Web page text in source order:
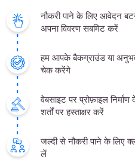
नौकरी पाने के लिए आवेदन
अपना विवरण सबमिट करें
हम आपके बैकग्राउंड या अनुभव
चेक करेंगे
वेबसाइट पर प्रोफ़ाइल
शर्तों पर हस्ताक्षर करें
जल्दी से नौकरी पाने के लिए
लें